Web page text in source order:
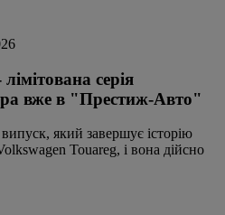
серія
вже в "Престиж-Авто"
який завершує історію
Touareg, і вона дійсно